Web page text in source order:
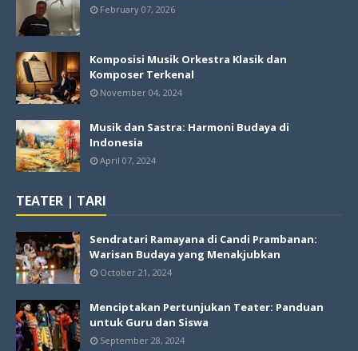
February 07, 2026
Komposisi Musik Orkestra Klasik dan
Komposer Terkenal
November 04, 2024
Musik dan Sastra: Harmoni Budaya di
Indonesia
April 07, 2024
TEATER | TARI
Sendratari Ramayana di Candi Prambanan:
Warisan Budaya yang Menakjubkan
October 21, 2024
Menciptakan Pertunjukan Teater: Panduan
untuk Guru dan Siswa
September 28, 2024